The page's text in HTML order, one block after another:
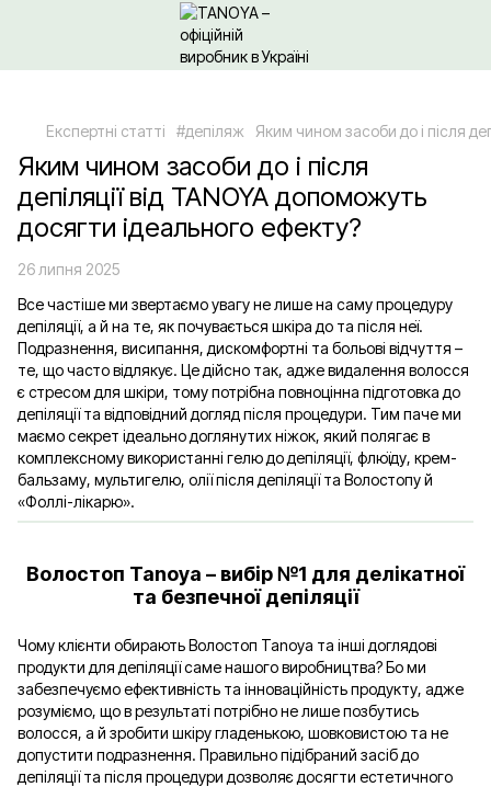
Експертні статті #депіляж Яким чином засоби до і після
Яким чином засоби до і після
депіляції від TANOYA допоможуть
досягти ідеального ефекту?
26 липня 2025
Все частіше ми звертаємо увагу не лише на саму процедуру
депіляції, а й на те, як почувається шкіра до та після неї.
Подразнення, висипання, дискомфортні та больові відчуття –
те, що часто відлякує. Це дійсно так, адже видалення волосся
є стресом для шкіри, тому потрібна повноцінна підготовка до
депіляції та відповідний догляд після процедури. Тим паче ми
маємо секрет ідеально доглянутих ніжок, який полягає в
комплексному використанні гелю до депіляції, флюїду, крем-
бальзаму, мультигелю, олії після депіляції та Волостопу й
«Фоллі-лікарю».
Волостоп Tanoya – вибір №1 для делікатної
та безпечної депіляції
Чому клієнти обирають Волостоп Tanoya та інші доглядові
продукти для депіляції саме нашого виробництва? Бо ми
забезпечуємо ефективність та інноваційність продукту, адже
розуміємо, що в результаті потрібно не лише позбутись
волосся, а й зробити шкіру гладенькою, шовковистою та не
допустити подразнення. Правильно підібраний засіб до
депіляції та після процедури дозволяє досягти естетичного